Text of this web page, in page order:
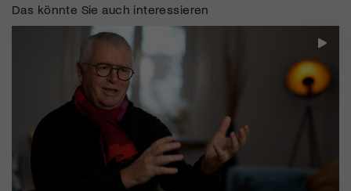
Das könnte Sie auch interessieren